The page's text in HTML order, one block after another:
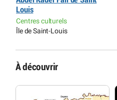
Louis
Centres culturels
Île de Saint-Louis
À découvrir